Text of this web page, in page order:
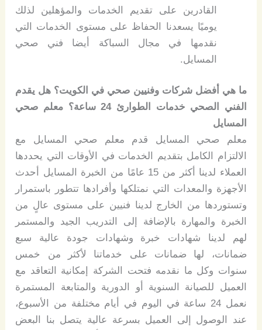
القادرين على تقديم الخدمات والمؤهلين لذلك
يوميًا يسعدنا الحفاظ على مستوى الخدمات التي
نقدمها في مجال السباكة أيضا فني صحي
المسايل.
ما هي أفضل شركات وفنيين صحي في الكويت؟ هل يقدم
الفني الصحي خدمات الطوارئ 24 ساعة؟ معلم صحي
المسايل
معلم صحي المسايل قدم معلم صحي المسايل مع
الالتزام الكامل بتقديم الخدمات في الأوقات التي يحددها
العملاء لدينا أكثر من 15 عامًا من الخبرة المسايل أحدث
الأجهزة والمعدات التي نمتلكها وأفرادها تتطور باستمرار
وتستوردها من الخارج لدينا فنيين على مستوى عالٍ من
الخبرة والمهارة بالإضافة إلى التدريب الجيد والمستمر
لهم لدينا شهادات خبرة وشهادات جودة عالية سبع
ضمانات، لها ضمانات على خدماتنا لأكثر من خمس
سنوات وكل ما نقدمه فتحت الشركة إمكانية التعاقد مع
العميل للصيانة السنوية أو الدورية والمتابعة المستمرة
نعمل 24 ساعة في اليوم في أيام مختلفة من الأسبوع،
عند الوصول إلى العميل بسرعة عالية يتصل بنا البعض